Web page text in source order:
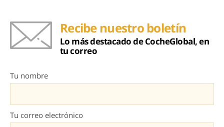
Recibe nuestro boletín
Lo más destacado de CocheGlobal, en
tu correo
Tu nombre
Tu correo electrónico